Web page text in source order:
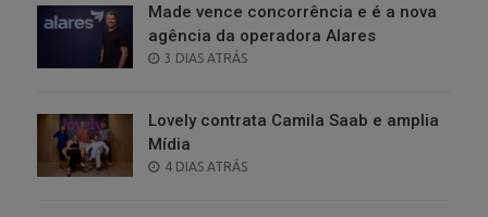
Made vence concorrência e é a nova
agência da operadora Alares
POSTED
3 DIAS ATRÁS
Lovely contrata Camila Saab e amplia
Mídia
POSTED
4 DIAS ATRÁS